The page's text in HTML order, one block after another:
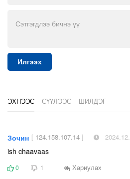
Илгээх
ЭХНЭЭС СҮҮЛЭЭС ШИЛДЭГ
Зочин [ 124.158.107.14 ]
ish chaavaas
0 1 Хариулах